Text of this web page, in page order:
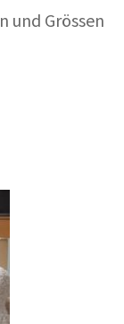
und Grössen